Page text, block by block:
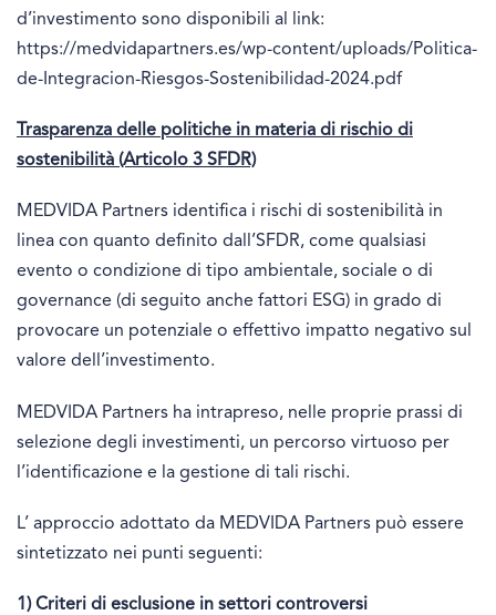
d’investimento sono disponibili al link:
https://medvidapartners.es/wp-content/uploads/Politica-
de-Integracion-Riesgos-Sostenibilidad-2024.pdf
Trasparenza delle politiche in materia di rischio di
sostenibilità (Articolo 3 SFDR)
MEDVIDA Partners identifica i rischi di sostenibilità in
linea con quanto definito dall’SFDR, come qualsiasi
evento o condizione di tipo ambientale, sociale o di
governance (di seguito anche fattori ESG) in grado di
provocare un potenziale o effettivo impatto negativo sul
valore dell’investimento.
MEDVIDA Partners ha intrapreso, nelle proprie prassi di
selezione degli investimenti, un percorso virtuoso per
l’identificazione e la gestione di tali rischi.
L’ approccio adottato da MEDVIDA Partners può essere
sintetizzato nei punti seguenti:
1) Criteri di esclusione in settori controversi